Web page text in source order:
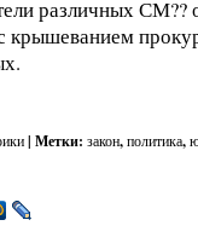
различных
крышеванием
| Метки: закон,политика,